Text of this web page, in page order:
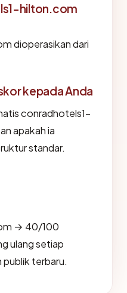
hilton.com
dioperasikan dari
kepada Anda
conradhotels1-
apakah ia
standar.
→ 40/100
ulang setiap
terbaru.